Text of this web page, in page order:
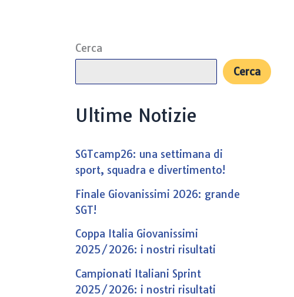
Cerca
Cerca
Ultime Notizie
SGTcamp26: una settimana di
sport, squadra e divertimento!
Finale Giovanissimi 2026: grande
SGT!
Coppa Italia Giovanissimi
2025/2026: i nostri risultati
Campionati Italiani Sprint
2025/2026: i nostri risultati